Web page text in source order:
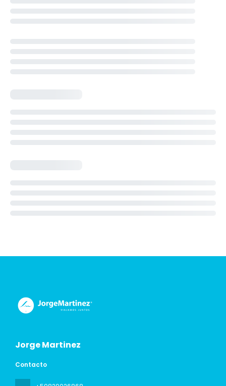
Jorge Martinez
Contacto